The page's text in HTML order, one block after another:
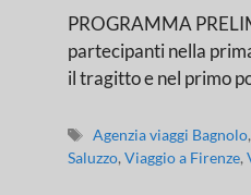
PROGRAMMA
partecipanti nella
il tragitto e nel primo
Agenzia viaggi Bagnolo
Saluzzo, Viaggio a Firenze,